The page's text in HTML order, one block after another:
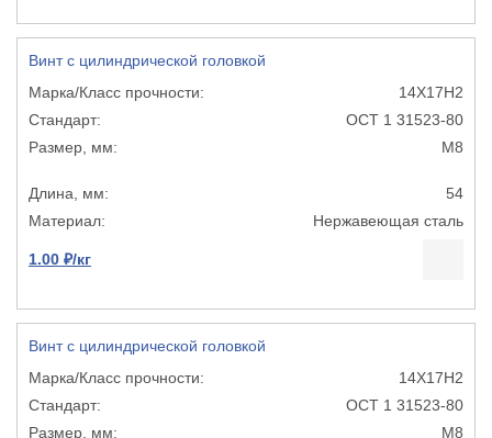
Винт с цилиндрической головкой
14Х17Н2
ОСТ 1 31523-80
М8
54
Нержавеющая сталь
1.00 ₽/кг
Винт с цилиндрической головкой
14Х17Н2
ОСТ 1 31523-80
М8